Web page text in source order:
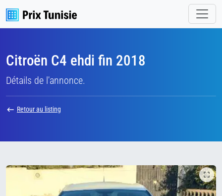
Citroën C4 ehdi fin 2018
Détails de l'annonce.
Retour au listing